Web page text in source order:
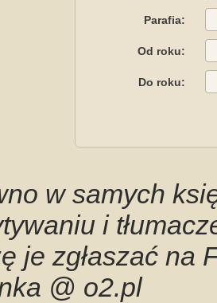
Parafia:
Od roku:
Do roku:
w samych
i
je zgłaszać na
@ o2.pl